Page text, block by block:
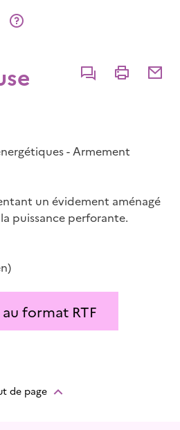
CommenterImprimer
- Armement
un évidement aménagé
puissance perforante.
format RTF
de page